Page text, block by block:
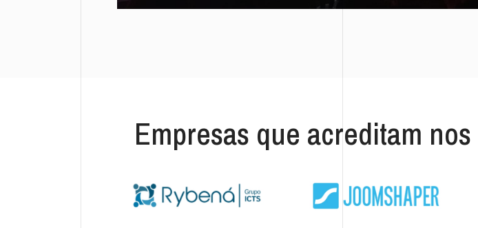
Empresas que acreditam nos